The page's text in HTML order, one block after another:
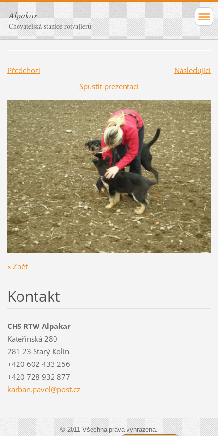
Alpakar
Chovatelská stanice rotvajlerů
Předchozí
Následující
Spustit prezentaci
« Zpět
Kontakt
CHS RTW Alpakar
Kateřinská 280
281 23 Starý Kolín
+420 602 433 256
+420 728 932 877
karban.pavel@post.cz
© 2011 Všechna práva vyhrazena.